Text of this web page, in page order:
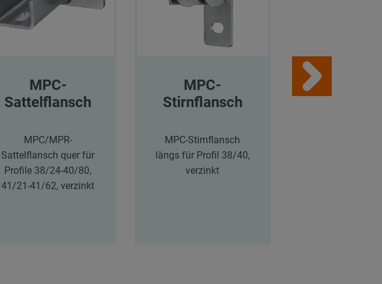
MPC-
Sattelflansch
MPC/MPR-
Sattelflansch quer für
Profile 38/24-40/80,
41/21-41/62, verzinkt
MPC-
Stirnflansch
MPC-Stirnflansch
längs für Profil 38/40,
verzinkt